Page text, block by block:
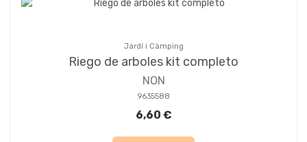
Jardí i Càmping
Riego de arboles kit completo
NON
9635588
6,60 €